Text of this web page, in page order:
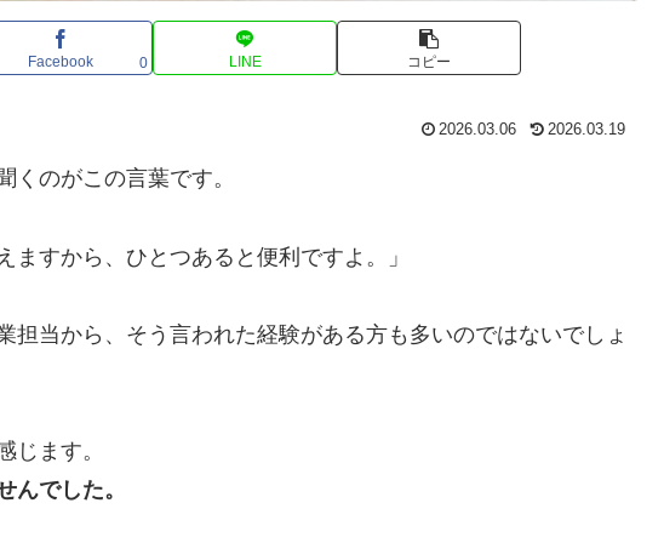
Facebook 0 LINE コピー
2026.03.06 2026.03.19
くのがこの言葉です。
ますから、ひとつあると便利ですよ。」
担当から、そう言われた経験がある方も多いのではないでしょ
じます。
んでした。